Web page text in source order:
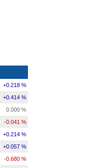
+0.218 %
+0.414 %
0.000 %
-0.041 %
+0.214 %
+0.057 %
-0.680 %